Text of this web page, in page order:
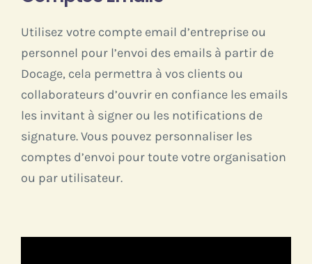
Utilisez votre compte email d’entreprise ou
personnel pour l’envoi des emails à partir de
Docage, cela permettra à vos clients ou
collaborateurs d’ouvrir en confiance les emails
les invitant à signer ou les notifications de
signature. Vous pouvez personnaliser les
comptes d’envoi pour toute votre organisation
ou par utilisateur.